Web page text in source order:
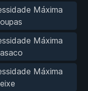
Máxima
Máxima
Máxima